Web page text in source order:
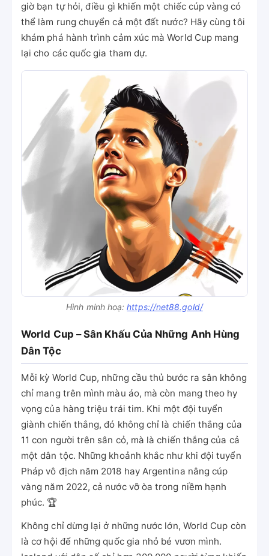
giờ bạn tự hỏi, điều gì khiến một chiếc cúp vàng có
thể làm rung chuyển cả một đất nước? Hãy cùng tôi
khám phá hành trình cảm xúc mà World Cup mang
lại cho các quốc gia tham dự.
Hình minh hoạ:https://net88.gold/
World Cup – Sân Khấu Của Những Anh Hùng
Dân Tộc
Mỗi kỳ World Cup, những cầu thủ bước ra sân không
chỉ mang trên mình màu áo, mà còn mang theo hy
vọng của hàng triệu trái tim. Khi một đội tuyển
giành chiến thắng, đó không chỉ là chiến thắng của
11 con người trên sân cỏ, mà là chiến thắng của cả
một dân tộc. Những khoảnh khắc như khi đội tuyển
Pháp vô địch năm 2018 hay Argentina nâng cúp
vàng năm 2022, cả nước vỡ òa trong niềm hạnh
phúc. 🏆
Không chỉ dừng lại ở những nước lớn, World Cup còn
là cơ hội để những quốc gia nhỏ bé vươn mình.